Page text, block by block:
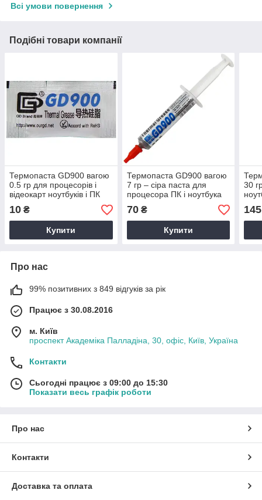
Всі умови повернення
Подібні товари компанії
Термопаста GD900 вагою
0.5 гр для процесорів і
відеокарт ноутбуків і ПК
10 ₴
Купити
Термопаста GD900 вагою
7 гр – сіра паста для
процесора ПК і ноутбука
(у шприці) 4.8 вт/мк
70₴
Купити
30
4.8
145
Про нас
99% позитивних з 849 відгуків за рік
Працює з 30.08.2016
м. Київ
проспект Академіка Палладіна, 30, офіс, Київ, Україна
Контакти
Сьогодні працює з 09:00 до 15:30
Показати весь графік роботи
Про нас
Контакти
Доставка та оплата